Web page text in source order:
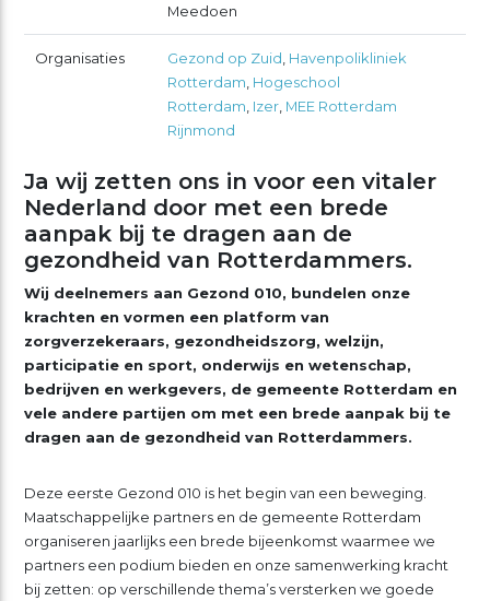
Meedoen
Organisaties Gezond op Zuid Havenpolikliniek
Rotterdam Hogeschool
Rotterdam Izer MEE Rotterdam
Rijnmond
Ja wij zetten ons in voor een vitaler
Nederland door met een brede
aanpak bij te dragen aan de
gezondheid van Rotterdammers.
Wij deelnemers aan Gezond 010, bundelen onze
krachten en vormen een platform van
zorgverzekeraars, gezondheidszorg, welzijn,
participatie en sport, onderwijs en wetenschap,
bedrijven en werkgevers, de gemeente Rotterdam en
vele andere partijen om met een brede aanpak bij te
dragen aan de gezondheid van Rotterdammers.
Deze eerste Gezond 010 is het begin van een beweging.
Maatschappelijke partners en de gemeente Rotterdam
organiseren jaarlijks een brede bijeenkomst waarmee we
partners een podium bieden en onze samenwerking kracht
bij zetten: op verschillende thema’s versterken we goede